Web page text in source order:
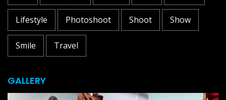
Lifestyle Photoshoot Shoot Show
Smile Travel
GALLERY